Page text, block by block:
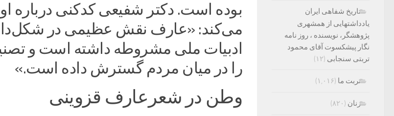
بوده است. دکتر شفیعی کدکنی درباره او
می‌کند: «عارف نقش عظیمی در
ادبیات ملی مشروطه داشته است و
را در میان مردم گسترش داده است.»
وطن در شعرعارف قزوینی
تاریخ شفاهی ایران
یادداشتهایی از همشهری
پژوهشگر، نویسنده ، روز نامه
نگار پیشکسوت آقای محمود
تربتی سنجابی (۱۲)
تربت ما (۱,۰۱۶)
زنان (۸۲۰)